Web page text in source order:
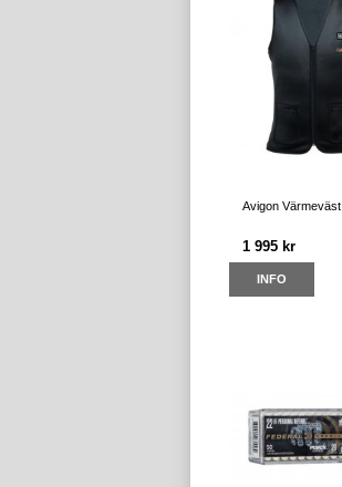
Avigon Värmeväst
1 995 kr
INFO